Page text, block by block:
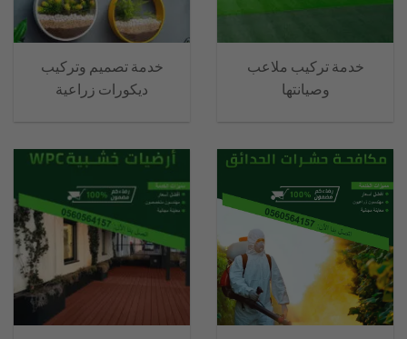
خدمة تركيب ملاعب
وصيانتها
خدمة تصميم وتركيب
ديكورات زراعية